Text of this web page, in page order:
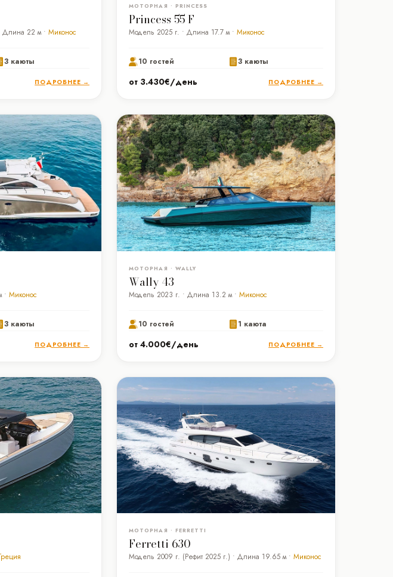
Длина 22 м • Миконос
3 каюты
ПОДРОБНЕЕ →
МОТОРНАЯ • PRINCESS
Princess 55 F
Модель 2025 г. • Длина 17.7 м • Миконос
10 гостей 3 каюты
от 3.430€/день ПОДРОБНЕЕ →
• Миконос
3 каюты
ПОДРОБНЕЕ →
МОТОРНАЯ • WALLY
Wally 43
Модель 2023 г. • Длина 13.2 м • Миконос
10 гостей 1 каюта
от 4.000€/день ПОДРОБНЕЕ →
МОТОРНАЯ • FERRETTI
Ferretti 630
Модель 2009 г. (Рефит 2025 г.) • Длина 19.65 м • Миконос